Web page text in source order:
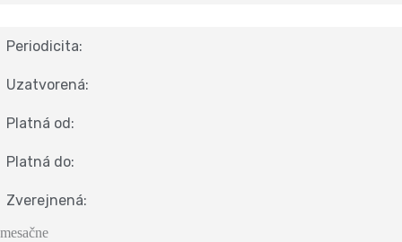
Periodicita:
Uzatvorená:
Platná od:
Platná do:
Zverejnená:
mesačne